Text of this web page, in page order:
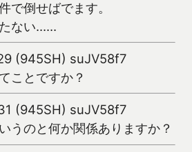
で倒せばでます。
ない……
(945SH) suJV58f7
ことですか？
(945SH) suJV58f7
うのと何か関係ありますか？